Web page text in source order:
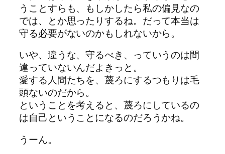
うことすらも、もしかしたら私の偏見なの
では、とか思ったりするね。だって本当は
守る必要がないのかもしれないから。
いや、違うな、守るべき、っていうのは間
違っていないんだよきっと。
愛する人間たちを、蔑ろにするつもりは毛
頭ないのだから。
ということを考えると、蔑ろにしているの
は自己ということになるのだろうかね。
うーん。